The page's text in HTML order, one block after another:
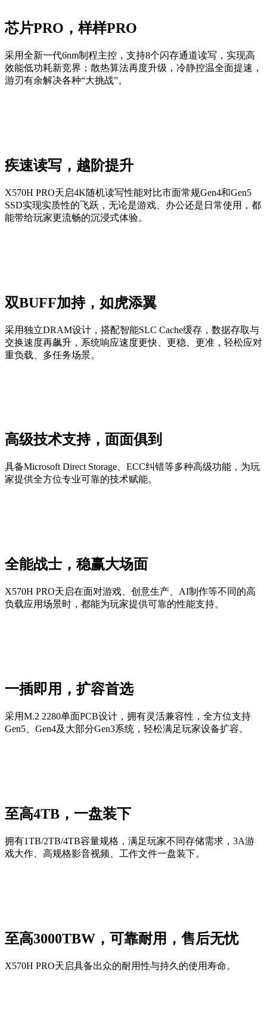
芯片PRO，样样PRO
采用全新一代6nm制程主控，支持8个闪存通道读写，实现高
效能低功耗新竞界；散热算法再度升级，冷静控温全面提速，
游刃有余解决各种“大挑战”。
疾速读写，越阶提升
X570H PRO天启4K随机读写性能对比市面常规Gen4和Gen5
SSD实现实质性的飞跃，无论是游戏、办公还是日常使用，都
能带给玩家更流畅的沉浸式体验。
双BUFF加持，如虎添翼
采用独立DRAM设计，搭配智能SLC Cache缓存，数据存取与
交换速度再飙升，系统响应速度更快、更稳、更准，轻松应对
重负载、多任务场景。
高级技术支持，面面俱到
具备Microsoft Direct Storage、ECC纠错等多种高级功能，为玩
家提供全方位专业可靠的技术赋能。
全能战士，稳赢大场面
X570H PRO天启在面对游戏、创意生产、AI制作等不同的高
负载应用场景时，都能为玩家提供可靠的性能支持。
一插即用，扩容首选
采用M.2 2280单面PCB设计，拥有灵活兼容性，全方位支持
Gen5、Gen4及大部分Gen3系统，轻松满足玩家设备扩容。
至高4TB，一盘装下
拥有1TB/2TB/4TB容量规格，满足玩家不同存储需求，3A游
戏大作、高规格影音视频、工作文件一盘装下。
至高3000TBW，可靠耐用，售后无忧
X570H PRO天启具备出众的耐用性与持久的使用寿命。